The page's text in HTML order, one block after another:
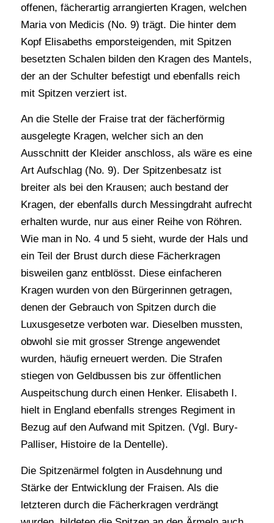
offenen, fächerartig arrangierten Kragen, welchen
Maria von Medicis (No. 9) trägt. Die hinter dem
Kopf Elisabeths emporsteigenden, mit Spitzen
besetzten Schalen bilden den Kragen des Mantels,
der an der Schulter befestigt und ebenfalls reich
mit Spitzen verziert ist.
An die Stelle der Fraise trat der fächerförmig
ausgelegte Kragen, welcher sich an den
Ausschnitt der Kleider anschloss, als wäre es eine
Art Aufschlag (No. 9). Der Spitzenbesatz ist
breiter als bei den Krausen; auch bestand der
Kragen, der ebenfalls durch Messingdraht aufrecht
erhalten wurde, nur aus einer Reihe von Röhren.
Wie man in No. 4 und 5 sieht, wurde der Hals und
ein Teil der Brust durch diese Fächerkragen
bisweilen ganz entblösst. Diese einfacheren
Kragen wurden von den Bürgerinnen getragen,
denen der Gebrauch von Spitzen durch die
Luxusgesetze verboten war. Dieselben mussten,
obwohl sie mit grosser Strenge angewendet
wurden, häufig erneuert werden. Die Strafen
stiegen von Geldbussen bis zur öffentlichen
Auspeitschung durch einen Henker. Elisabeth I.
hielt in England ebenfalls strenges Regiment in
Bezug auf den Aufwand mit Spitzen. (Vgl. Bury-
Palliser, Histoire de la Dentelle).
Die Spitzenärmel folgten in Ausdehnung und
Stärke der Entwicklung der Fraisen. Als die
letzteren durch die Fächerkragen verdrängt